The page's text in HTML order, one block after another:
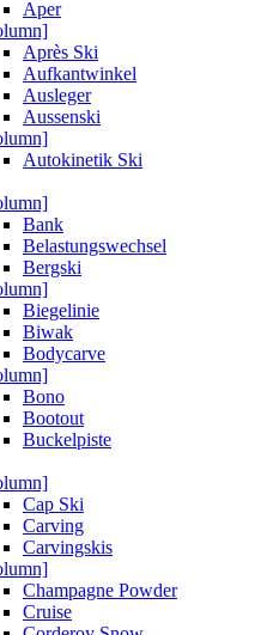
Aper
Après Ski
Aufkantwinkel
Ausleger
Aussenski
Autokinetik Ski
Bank
Belastungswechsel
Bergski
Biegelinie
Biwak
Bodycarve
Bono
Bootout
Buckelpiste
Cap Ski
Carving
Carvingskis
Champagne Powder
Cruise